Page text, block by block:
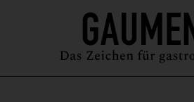
MAGAZIN GUIDE PODCAST